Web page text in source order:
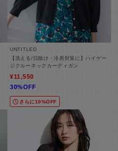
UNTITLED
【洗える/日除け・冷房対策に】ハイゲー
ジクルーネックカーディガン
¥11,550
30%OFF
さらに10%OFF